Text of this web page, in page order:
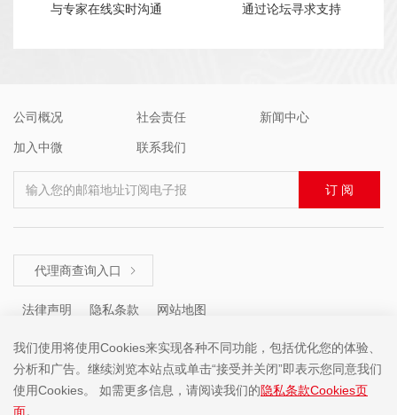
与专家在线实时沟通 通过论坛寻求支持
公司概况 社会责任 新闻中心
加入中微 联系我们
输入您的邮箱地址订阅电子报 订 阅
代理商查询入口 
法律声明 隐私条款 网站地图
咨询热线 ： +86 (755) 8671 5143
我们使用将使用Cookies来实现各种不同功能，包括优化您的体验、
分析和广告。继续浏览本站点或单击“接受并关闭”即表示您同意我们
使用Cookies。 如需更多信息，请阅读我们的隐私条款Cookies页
面。